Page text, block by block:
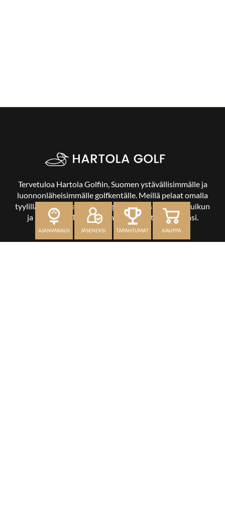
Tervetuloa Hartola Golfiin, Suomen ystävällisimmälle ja
luonnonläheisimmälle golfkentälle. Meillä pelaat omalla
tyylilläsi ja tasollasi – ja bongaat halutessasi vaikka uikun
ja kuikankin. Tärkeintä on, että nautit vierailustasi.